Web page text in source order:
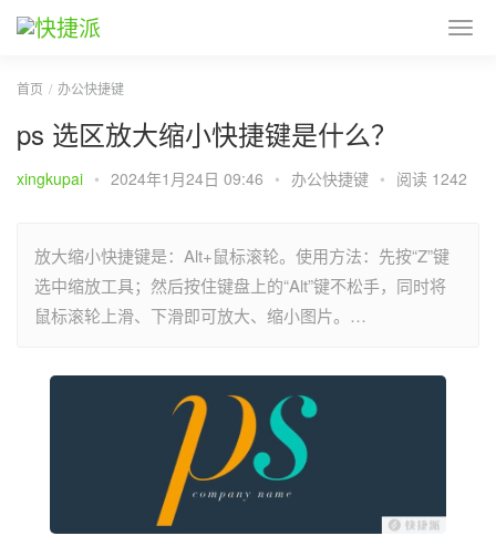
首页 办公快捷键
ps 选区放大缩小快捷键是什么？
xingkupai • 2024年1月24日 09:46 • 办公快捷键 • 阅读 1242
放大缩小快捷键是：Alt+鼠标滚轮。使用方法：先按“Z”键
选中缩放工具；然后按住键盘上的“Alt”键不松手，同时将
鼠标滚轮上滑、下滑即可放大、缩小图片。…